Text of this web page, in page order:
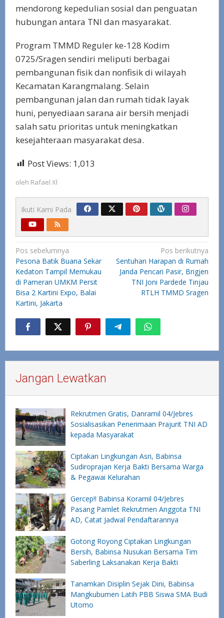
mendorong kepedulian sosial dan penguatan
hubungan antara TNI dan masyarakat.
Program TMMD Reguler ke-128 Kodim
0725/Sragen sendiri meliputi berbagai
pembangunan fisik dan nonfisik di wilayah
Kecamatan Karangmalang. Selain
pembangunan jalan dan rumah tidak layak
huni, penyediaan sarana air bersih menjadi
salah satu prioritas untuk meningkatkan
kesejahteraan masyarakat desa.
Post Views: 1,013
oleh Rafael Xl
Ikuti Kami Pada
Navigasi
pos
Pos sebelumnya
Pesona Batik Buana Sekar
Kedaton Tampil Memukau
di Pameran UMKM Persit
Bisa 2 Kartini Expo, Balai
Kartini, Jakarta
Pos berikutnya
Sentuhan Harapan di Rumah
Janda Pencari Pasir, Brigjen
TNI Joni Pardede Tinjau
RTLH TMMD Sragen
Jangan Lewatkan
Rekrutmen Gratis, Danramil 04/Jebres
Sosialisasikan Penerimaan Prajurit TNI AD
kepada Masyarakat
Ciptakan Lingkungan Asri, Babinsa
Sudiroprajan Kerja Bakti Bersama Warga
& Pegawai Kelurahan
Gercep!! Babinsa Koramil 04/Jebres
Pasang Pamlet Rekrutmen Anggota TNI
AD, Catat Jadwal Pendaftarannya
Gotong Royong Ciptakan Lingkungan
Bersih, Babinsa Nusukan Bersama Tim
Saberling Laksanakan Kerja Bakti
Tanamkan Disiplin Sejak Dini, Babinsa
Mangkubumen Latih PBB Siswa SMA Budi
Utomo